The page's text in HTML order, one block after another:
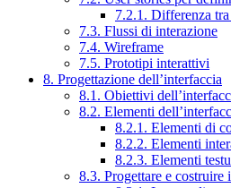
7.2.1. Differenza tra
7.3. Flussi di interazione
7.4. Wireframe
7.5. Prototipi interattivi
8. Progettazione dell’interfaccia
8.1. Obiettivi
8.2. Elementi
8.2.1. Elementi di
8.2.2. Elementi
8.2.3. Elementi
8.3. Progettare e costruire